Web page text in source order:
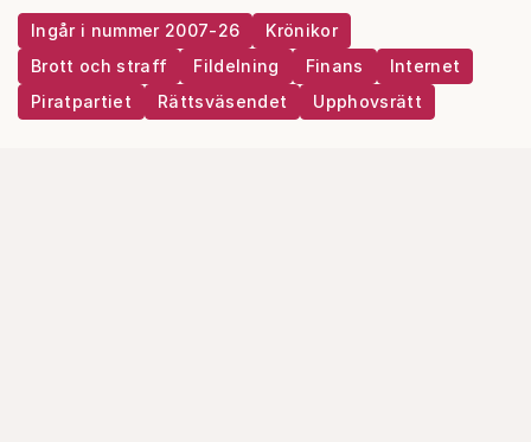
Ingår i nummer 2007-26
Krönikor
Brott och straff
Fildelning Finans
Internet
Piratpartiet
Rättsväsendet Upphovsrätt